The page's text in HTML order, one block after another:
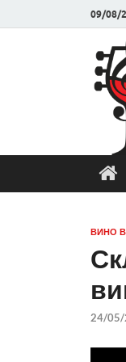
09/08/
ВИНО
24/05/